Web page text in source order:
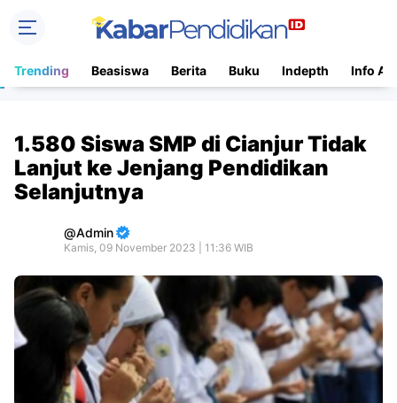
Trending Beasiswa Berita Buku Indepth Info
1.580 Siswa SMP di Cianjur Tidak
Lanjut ke Jenjang Pendidikan
Selanjutnya
Admin
Kamis, 09 November 2023 | 11:36 WIB